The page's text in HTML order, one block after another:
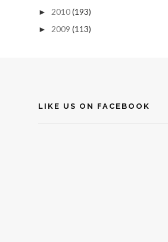
► 2010(193)
► 2009 (113)
LIKE US ON FACEBOOK